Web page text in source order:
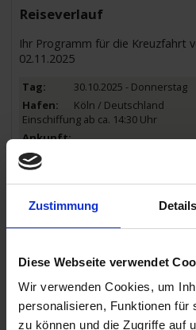
Zustimmung Details
Diese Webseite verwendet
Wir verwenden Cookies, um
personalisieren, Funktionen für
zu können und die Zugriffe auf
Reiseverlauf
Ihr Programm für die Kreuzfahrt
02.11.2025
30.10.2025 - Donnerstag
Köln / Deutschland
Einschiffung ab ca. 14:30 Uhr
09.30 Uhr
23.30 Uhr
Nijmegen / Niederlande
09.00 Uhr
15.00 Uhr
02.11.2025 - Sonntag